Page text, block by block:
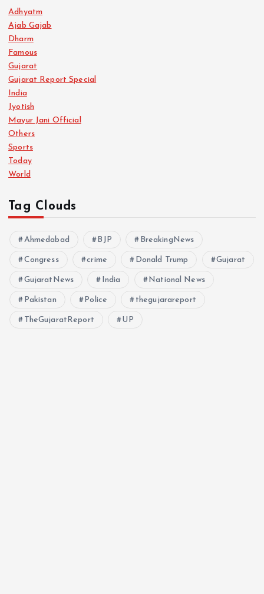
Adhyatm
Ajab Gajab
Dharm
Famous
Gujarat
Gujarat Report Special
India
Jyotish
Mayur Jani Official
Others
Sports
Today
World
Tag Clouds
Ahmedabad BJP BreakingNews
Congress crime Donald Trump Gujarat
GujaratNews India National News
Pakistan Police thegujarareport
TheGujaratReport UP